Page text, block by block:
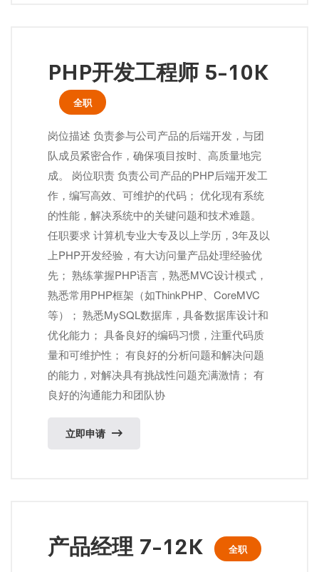
PHP开发工程师 5-10K
全职
岗位描述 负责参与公司产品的后端开发，与团
队成员紧密合作，确保项目按时、高质量地完
成。 岗位职责 负责公司产品的PHP后端开发工
作，编写高效、可维护的代码； 优化现有系统
的性能，解决系统中的关键问题和技术难题。
任职要求 计算机专业大专及以上学历，3年及以
上PHP开发经验，有大访问量产品处理经验优
先； 熟练掌握PHP语言，熟悉MVC设计模式，
熟悉常用PHP框架（如ThinkPHP、CoreMVC
等）； 熟悉MySQL数据库，具备数据库设计和
优化能力； 具备良好的编码习惯，注重代码质
量和可维护性； 有良好的分析问题和解决问题
的能力，对解决具有挑战性问题充满激情； 有
良好的沟通能力和团队协
立即申请
产品经理 7-12K 全职